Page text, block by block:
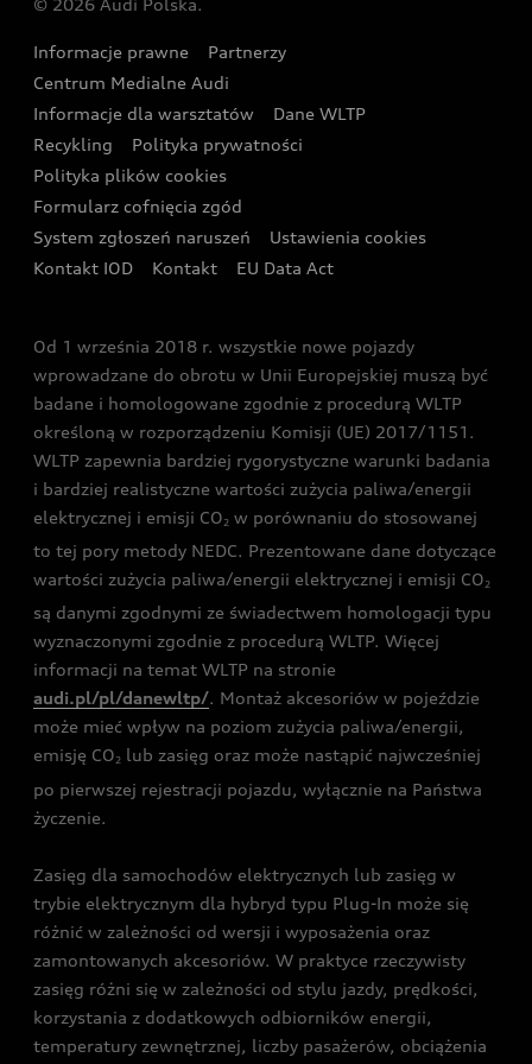
Wyszukaj najbliższego Partnera Audi
Oferta dla przedsiębiorców
Oferta dla klientów prywatnych
Kalkulator rat
Ubezpieczenie
Audi exclusive
Zasięg
Gwarancja
Akcje serwisowe Audi
Katalog online akcesoriów
Audi i Muzeum Sztuki Nowoczesnej w Warszawie
Audi driving experience
Audi quattro Cup
Audi i Puchar Świata w Skokach Narciarskich w
Zakopanem
© 2026 Audi Polska.
Informacje prawne
Partnerzy
Centrum Medialne Audi
Informacje dla warsztatów
Dane WLTP
Recykling
Polityka prywatności
Polityka plików cookies
Formularz cofnięcia zgód
System zgłoszeń naruszeń
Ustawienia cookies
Kontakt IOD
Kontakt EU Data Act
Od 1 września 2018 r. wszystkie nowe pojazdy
wprowadzane do obrotu w Unii Europejskiej muszą być
badane i homologowane zgodnie z procedurą WLTP
określoną w rozporządzeniu Komisji (UE) 2017/1151.
WLTP zapewnia bardziej rygorystyczne warunki badania
i bardziej realistyczne wartości zużycia paliwa/energii
elektrycznej i emisji CO2 w porównaniu do stosowanej
to tej pory metody NEDC. Prezentowane dane dotyczące
wartości zużycia paliwa/energii elektrycznej i emisji CO2
są danymi zgodnymi ze świadectwem homologacji typu
wyznaczonymi zgodnie z procedurą WLTP. Więcej
informacji na temat WLTP na stronie
audi.pl/pl/danewltp/. Montaż akcesoriów w pojeździe
może mieć wpływ na poziom zużycia paliwa/energii,
emisję CO2 lub zasięg oraz może nastąpić najwcześniej
po pierwszej rejestracji pojazdu, wyłącznie na Państwa
życzenie.
Zasięg dla samochodów elektrycznych lub zasięg w
trybie elektrycznym dla hybryd typu Plug-In może się
różnić w zależności od wersji i wyposażenia oraz
zamontowanych akcesoriów. W praktyce rzeczywisty
zasięg różni się w zależności od stylu jazdy, prędkości,
korzystania z dodatkowych odbiorników energii,
temperatury zewnętrznej, liczby pasażerów, obciążenia